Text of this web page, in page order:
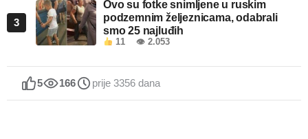
3
Ovo su fotke snimljene u ruskim
podzemnim željeznicama, odabrali
smo 25 najluđih
11 👁 2.053
5 166 prije 3356 dana